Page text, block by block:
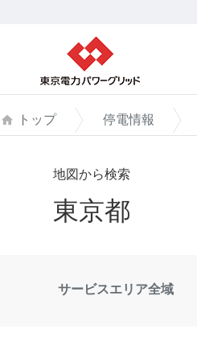
トップ 停電情報
地図から検索
東京都
サービスエリア全域